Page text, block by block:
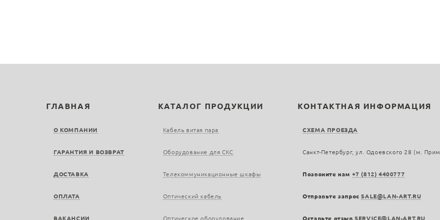
ГЛАВНАЯ
О КОМПАНИИ
ГАРАНТИЯ И ВОЗВРАТ
ДОСТАВКА
ОПЛАТА
ВАКАНСИИ
КАТАЛОГ ПРОДУКЦИИ
Кабель витая пара
Оборудование для СКС
Телекоммуникационные шкафы
Оптический кабель
Оптическое оборудование
КОНТАКТНАЯ ИНФОРМАЦИЯ
СХЕМА ПРОЕЗДА
Санкт-Петербург, ул. Одоевского 28 (м.
Позвоните нам +7 (812) 4400777
Отправьте запросSALE@LAN-ART.RU
Оставьте отзывSERVICE@LAN-ART.RU